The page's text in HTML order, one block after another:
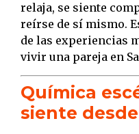
relaja, se siente
reírse de sí mismo.
de las experiencias
vivir una pareja en
Química
siente